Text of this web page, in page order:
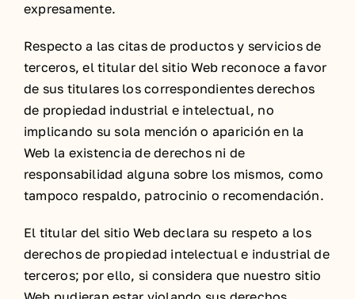
expresamente.
Respecto a las citas de productos y servicios de
terceros, el titular del sitio Web reconoce a favor
de sus titulares los correspondientes derechos
de propiedad industrial e intelectual, no
implicando su sola mención o aparición en la
Web la existencia de derechos ni de
responsabilidad alguna sobre los mismos, como
tampoco respaldo, patrocinio o recomendación.
El titular del sitio Web declara su respeto a los
derechos de propiedad intelectual e industrial de
terceros; por ello, si considera que nuestro sitio